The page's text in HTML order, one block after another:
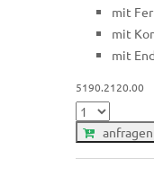
mit
mit
mit
5190.2120.00
anfragen